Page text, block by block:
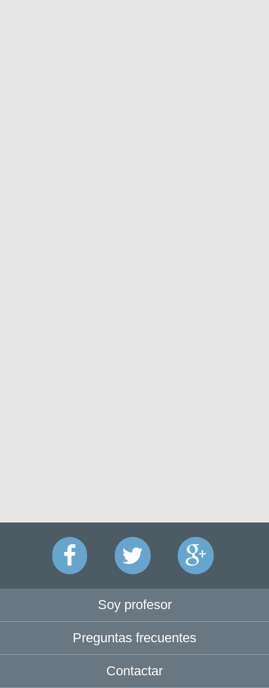
Soy profesor
Preguntas frecuentes
Contactar